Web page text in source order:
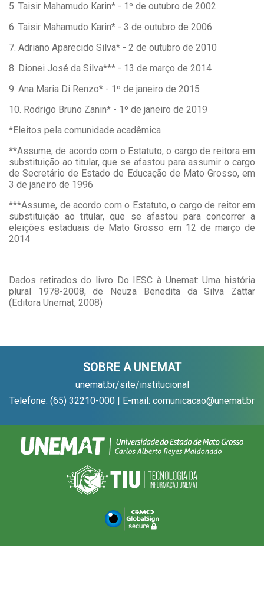
5. Taisir Mahamudo Karin* - 1º de outubro de 2002
6. Taisir Mahamudo Karin* - 3 de outubro de 2006
7. Adriano Aparecido Silva* - 2 de outubro de 2010
8. Dionei José da Silva*** - 13 de março de 2014
9. Ana Maria Di Renzo* - 1º de janeiro de 2015
10. Rodrigo Bruno Zanin* - 1º de janeiro de 2019
*Eleitos pela comunidade acadêmica
**Assume, de acordo com o Estatuto, o cargo de reitora em
substituição ao titular, que se afastou para assumir o cargo
de Secretário de Estado de Educação de Mato Grosso, em
3 de janeiro de 1996
***Assume, de acordo com o Estatuto, o cargo de reitor em
substituição ao titular, que se afastou para concorrer a
eleições estaduais de Mato Grosso em 12 de março de
2014
Dados retirados do livro Do IESC à Unemat: Uma história
plural 1978-2008, de Neuza Benedita da Silva Zattar
(Editora Unemat, 2008)
SOBRE A UNEMAT
unemat.br/site/institucional
Telefone: (65) 32210-000 | E-mail: comunicacao@unemat.br